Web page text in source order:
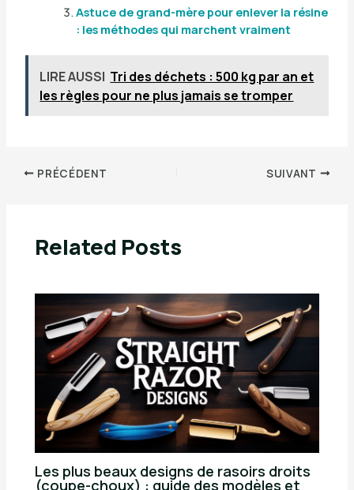
Astuce de grand-mère pour enlever la résine
: les méthodes qui marchent vraiment
LIRE AUSSI Tri des déchets : 500 kg par an et
les règles pour ne plus jamais se tromper
PRÉCÉDENT SUIVANT
Related Posts
Les plus beaux designs de rasoirs droits
(coupe-choux) : guide des modèles et